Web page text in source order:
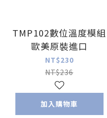
TMP102數位溫度模組
歐美原裝進口
NT$230
NT$236
加入購物車